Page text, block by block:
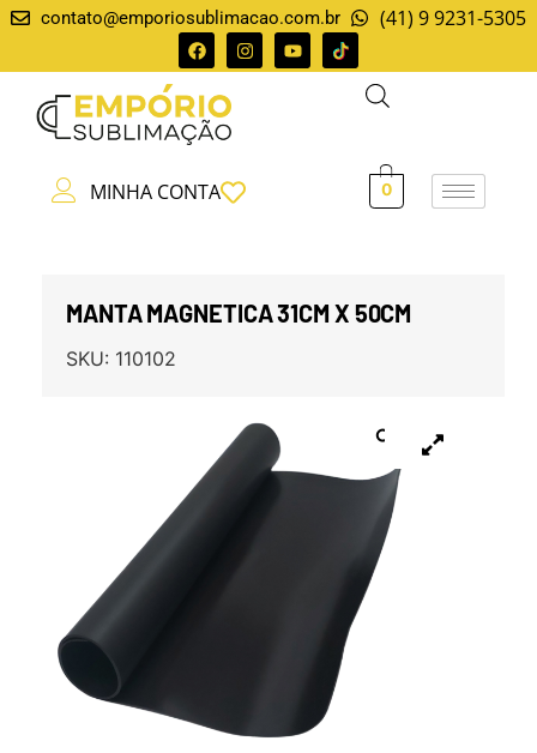
contato@emporiosublimacao.com.br (41) 9 9231-5305
MINHA CONTA 0
MANTA MAGNETICA 31CM X 50CM
SKU: 110102